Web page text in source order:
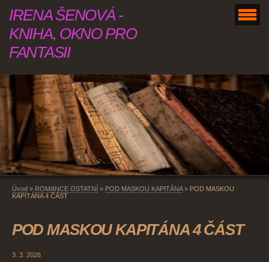
IRENA ŠENOVÁ -
KNIHA, OKNO PRO
FANTASII
Úvod » ROMANCE OSTATNÍ » POD MASKOU KAPITÁNA» POD MASKOU
KAPITÁNA 4 ČÁST
POD MASKOU KAPITÁNA 4 ČÁST
3. 3. 2026